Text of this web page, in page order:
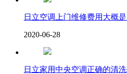
日立空调上门维修费用大概
2020-06-28
日立家用中央空调正确的清